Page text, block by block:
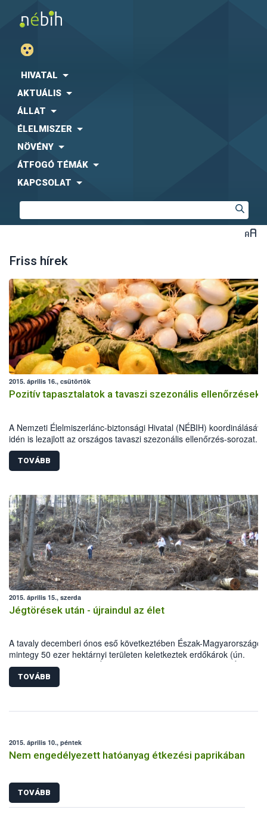
HIVATAL
AKTUÁLIS
ÁLLAT
ÉLELMISZER
NÖVÉNY
ÁTFOGÓ TÉMÁK
KAPCSOLAT
Friss hírek
2015. április 16., csütörtök
Pozitív tapasztalatok a tavaszi szezonális
A Nemzeti Élelmiszerlánc-biztonsági Hivatal (NÉBIH)
idén is lezajlott az országos tavaszi szezonális ellenőrzés-sorozat.
élelmiszerlánc-biztonsági szakemberek szűk egy hónap alatt több
800 ellenőrzést végeztek, 69 alkalommal figyelmeztetést és
esetben bírságot szabtak ki.
TOVÁBB
2015. április 15., szerda
Jégtörések után - újraindul az élet
A tavaly decemberi ónos eső következtében Észak-Magyarországon
mintegy 50 ezer hektárnyi területen keletkeztek erdőkárok (ún.
jégtörések). A Nemzeti Élelmiszerlánc-biztonsági Hivatal (NÉBIH)
munkatársai alapszintű származási kísérlet ültetésével segítették a
helyreállítást a Börzsönyben az Ipoly Erdő Zrt. Diósjenő
TOVÁBB
2015. április 10., péntek
Nem engedélyezett hatóanyag étkezési paprikában
TOVÁBB